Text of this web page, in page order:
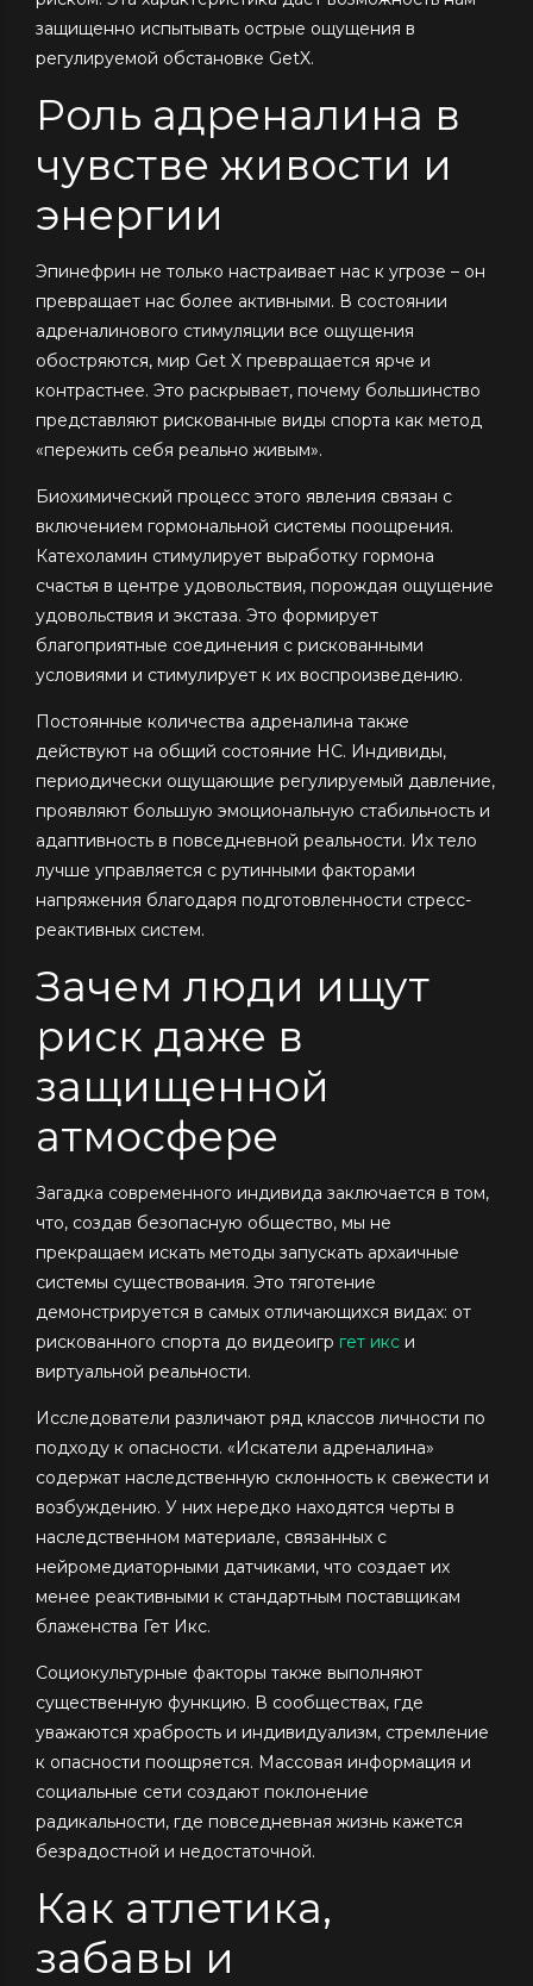
защищенно испытывать острые ощущения в
регулируемой обстановке GetX.
Роль адреналина в
чувстве живости и
энергии
Эпинефрин не только настраивает нас к угрозе – он
превращает нас более активными. В состоянии
адреналинового стимуляции все ощущения
обостряются, мир Get X превращается ярче и
контрастнее. Это раскрывает, почему большинство
представляют рискованные виды спорта как метод
«пережить себя реально живым».
Биохимический процесс этого явления связан с
включением гормональной системы поощрения.
Катехоламин стимулирует выработку гормона
счастья в центре удовольствия, порождая ощущение
удовольствия и экстаза. Это формирует
благоприятные соединения с рискованными
условиями и стимулирует к их воспроизведению.
Постоянные количества адреналина также
действуют на общий состояние НС. Индивиды,
периодически ощущающие регулируемый давление,
проявляют большую эмоциональную стабильность и
адаптивность в повседневной реальности. Их тело
лучше управляется с рутинными факторами
напряжения благодаря подготовленности стресс-
реактивных систем.
Зачем люди ищут
риск даже в
защищенной
атмосфере
Загадка современного индивида заключается в том,
что, создав безопасную общество, мы не
прекращаем искать методы запускать архаичные
системы существования. Это тяготение
демонстрируется в самых отличающихся видах: от
рискованного спорта до видеоигр гет икс и
виртуальной реальности.
Исследователи различают ряд классов личности по
подходу к опасности. «Искатели адреналина»
содержат наследственную склонность к свежести и
возбуждению. У них нередко находятся черты в
наследственном материале, связанных с
нейромедиаторными датчиками, что создает их
менее реактивными к стандартным поставщикам
блаженства Гет Икс.
Социокультурные факторы также выполняют
существенную функцию. В сообществах, где
уважаются храбрость и индивидуализм, стремление
к опасности поощряется. Массовая информация и
социальные сети создают поклонение
радикальности, где повседневная жизнь кажется
безрадостной и недостаточной.
Как атлетика,
забавы и